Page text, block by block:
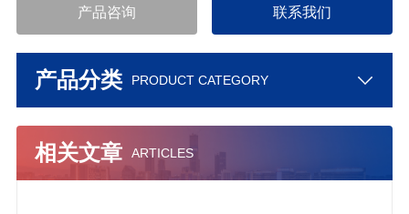
产品咨询 联系我们
产品分类 PRODUCT CATEGORY
相关文章 ARTICLES